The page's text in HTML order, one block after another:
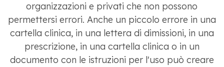
organizzazioni e privati ​​che non possono
permettersi errori. Anche un piccolo errore in una
cartella clinica, in una lettera di dimissioni, in una
prescrizione, in una cartella clinica o in un
documento con le istruzioni per l'uso può creare